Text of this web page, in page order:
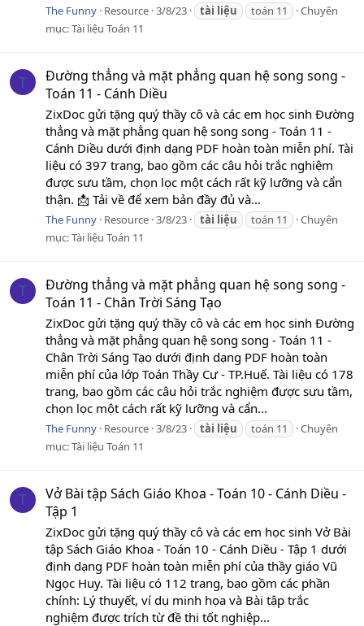
The Funny Resource 3/8/23 tài liệu toán 11
Chuyên
mục:Tài liệu Toán 11
T
Đường thẳng và mặt phẳng quan hệ song song -
Toán 11 - Cánh Diều
ZixDoc gửi tặng quý thầy cô và các em học sinh Đường
thẳng và mặt phẳng quan hệ song song - Toán 11 -
Cánh Diều dưới định dạng PDF hoàn toàn miễn phí. Tài
liệu có 397 trang, bao gồm các câu hỏi trắc nghiệm
được sưu tầm, chọn lọc một cách rất kỹ lưỡng và cẩn
thận. 📩 Tải về để xem bản đầy đủ và...
The Funny Resource 3/8/23 tài liệu toán 11
Chuyên
mục:Tài liệu Toán 11
T
Đường thẳng và mặt phẳng quan hệ song song -
Toán 11 - Chân Trời Sáng Tạo
ZixDoc gửi tặng quý thầy cô và các em học sinh Đường
thẳng và mặt phẳng quan hệ song song - Toán 11 -
Chân Trời Sáng Tạo dưới định dạng PDF hoàn toàn
miễn phí của lớp Toán Thầy Cư - TP.Huế. Tài liệu có 178
trang, bao gồm các câu hỏi trắc nghiệm được sưu tầm,
chọn lọc một cách rất kỹ lưỡng và cẩn...
The Funny Resource 3/8/23 tài liệu toán 11
Chuyên
mục:Tài liệu Toán 11
T
Vở Bài tập Sách Giáo Khoa - Toán 10 - Cánh Diều -
Tập 1
ZixDoc gửi tặng quý thầy cô và các em học sinh Vở Bài
tập Sách Giáo Khoa - Toán 10 - Cánh Diều - Tập 1 dưới
định dạng PDF hoàn toàn miễn phí của thầy giáo Vũ
Ngọc Huy. Tài liệu có 112 trang, bao gồm các phần
chính: Lý thuyết, ví dụ minh họa và Bài tập trắc
nghiệm được trích từ đề thi tốt nghiệp...